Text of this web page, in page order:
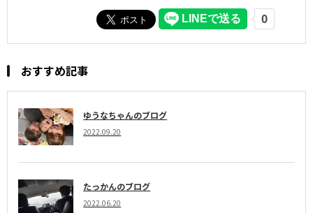
おすすめ記事
ゆうなちゃんのブログ
2022.09.20
たっかんのブログ
2022.06.20